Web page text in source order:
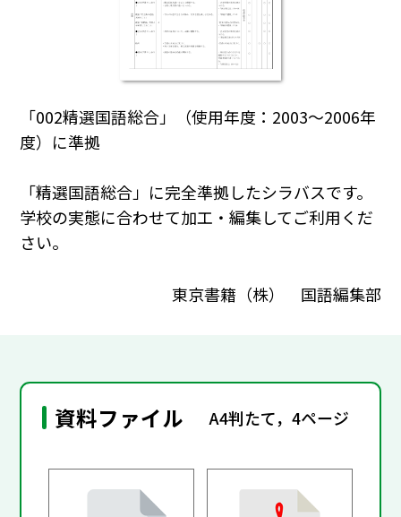
「002精選国語総合」（使用年度：2003～2006年
度）に準拠
「精選国語総合」に完全準拠したシラバスです。
学校の実態に合わせて加工・編集してご利用くだ
さい｡
東京書籍（株） 国語編集部
資料ファイル A4判たて，4ページ